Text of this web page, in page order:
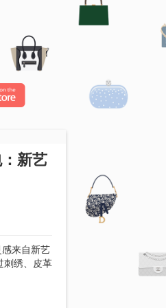
新艺
感来自新艺
刺绣、皮革